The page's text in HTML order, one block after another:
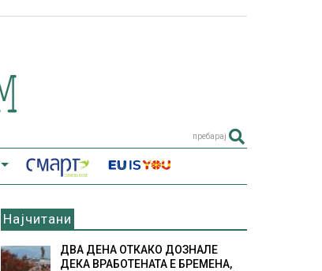
пребарај
Најчитани
ДВА ДЕНА ОТКАКО ДОЗНАЛЕ
ДЕКА ВРАБОТЕНАТА Е БРЕМЕНА,